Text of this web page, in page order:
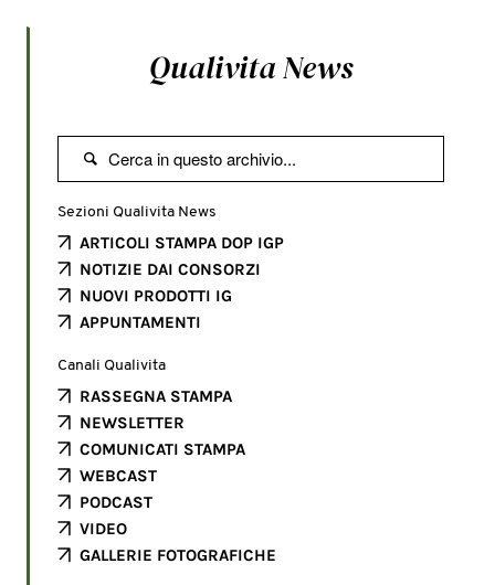
Qualivita News

Sezioni Qualivita News
ARTICOLI STAMPA DOP IGP
NOTIZIE DAI CONSORZI
NUOVI PRODOTTI IG
APPUNTAMENTI
Canali Qualivita
RASSEGNA STAMPA
NEWSLETTER
COMUNICATI STAMPA
WEBCAST
PODCAST
VIDEO
GALLERIE FOTOGRAFICHE